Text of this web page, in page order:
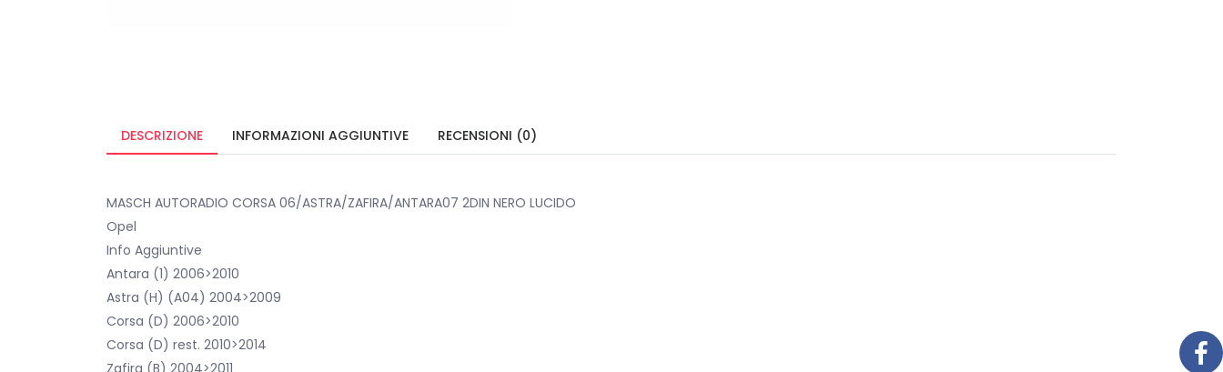
DESCRIZIONE INFORMAZIONI AGGIUNTIVE RECENSIONI (0)
MASCH AUTORADIO CORSA 06/ASTRA/ZAFIRA/ANTARA07 2DIN NERO LUCIDO
Opel
Info Aggiuntive
Antara (1) 2006>2010
Astra (H) (A04) 2004>2009
Corsa (D) 2006>2010
Corsa (D) rest. 2010>2014
Zafira (B) 2004>2011